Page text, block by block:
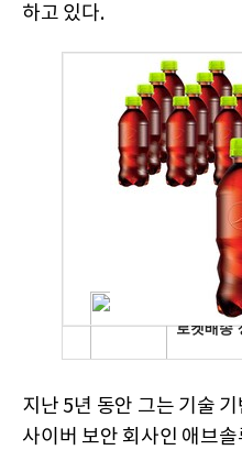
하고 있다.
지난 5년 동안 그는 기술
사이버 보안 회사인 애브